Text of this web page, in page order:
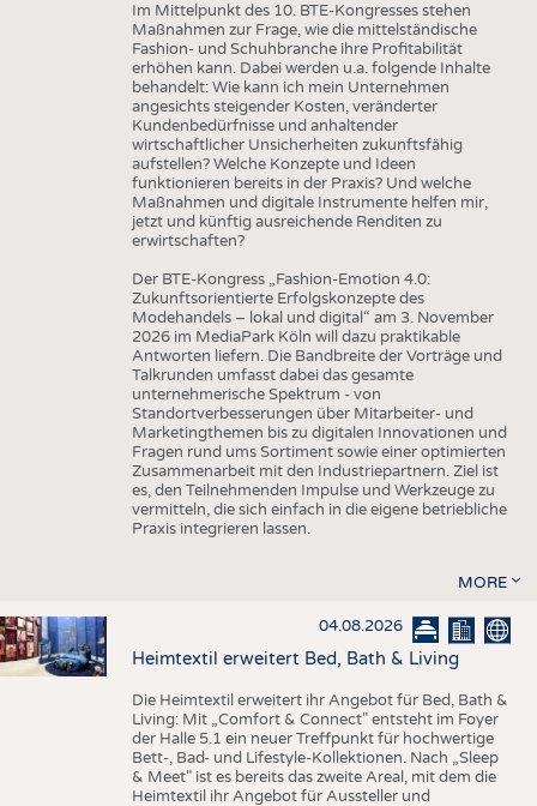
Im Mittelpunkt des 10. BTE-Kongresses stehen
Maßnahmen zur Frage, wie die mittelständische
Fashion- und Schuhbranche ihre Profitabilität
erhöhen kann. Dabei werden u.a. folgende Inhalte
behandelt: Wie kann ich mein Unternehmen
angesichts steigender Kosten, veränderter
Kundenbedürfnisse und anhaltender
wirtschaftlicher Unsicherheiten zukunftsfähig
aufstellen? Welche Konzepte und Ideen
funktionieren bereits in der Praxis? Und welche
Maßnahmen und digitale Instrumente helfen mir,
jetzt und künftig ausreichende Renditen zu
erwirtschaften?
Der BTE-Kongress „Fashion-Emotion 4.0:
Zukunftsorientierte Erfolgskonzepte des
Modehandels – lokal und digital“ am 3. November
2026 im MediaPark Köln will dazu praktikable
Antworten liefern. Die Bandbreite der Vorträge und
Talkrunden umfasst dabei das gesamte
unternehmerische Spektrum - von
Standortverbesserungen über Mitarbeiter- und
Marketingthemen bis zu digitalen Innovationen und
Fragen rund ums Sortiment sowie einer optimierten
Zusammenarbeit mit den Industriepartnern. Ziel ist
es, den Teilnehmenden Impulse und Werkzeuge zu
vermitteln, die sich einfach in die eigene betriebliche
Praxis integrieren lassen.
MORE
04.08.2026
Heimtextil erweitert Bed, Bath & Living
Die Heimtextil erweitert ihr Angebot für Bed, Bath &
Living: Mit „Comfort & Connect" entsteht im Foyer
der Halle 5.1 ein neuer Treffpunkt für hochwertige
Bett-, Bad- und Lifestyle-Kollektionen. Nach „Sleep
& Meet" ist es bereits das zweite Areal, mit dem die
Heimtextil ihr Angebot für Aussteller und